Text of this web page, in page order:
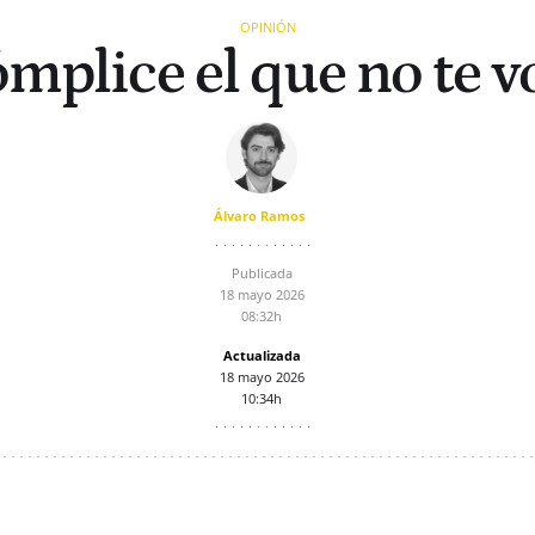
OPINIÓN
el que no te
Álvaro Ramos
Publicada
18 mayo 2026
08:32h
Actualizada
18 mayo 2026
10:34h